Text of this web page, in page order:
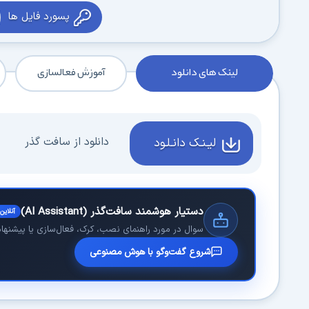
پسورد فایل ها
لینک های دانلود آموزش فعالسازی
لیـنـک دانـلـود دانلود از سافت گذر
دستیار هوشمند سافت‌گذر (AI Assistant) آنلاین
سوال در مورد راهنمای نصب، کرک، فعال‌سازی یا
شروع گفت‌وگو با هوش مصنوعی